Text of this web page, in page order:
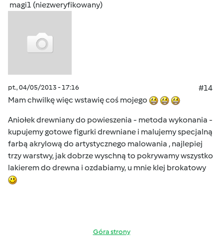
magi1 (niezweryfikowany)
pt., 04/05/2013 - 17:16
#14
Mam chwilkę więc wstawię coś mojego
Aniołek drewniany do powieszenia - metoda wykonania -
kupujemy gotowe figurki drewniane i malujemy specjalną
farbą akrylową do artystycznego malowania , najlepiej
trzy warstwy, jak dobrze wyschną to pokrywamy wszystko
lakierem do drewna i ozdabiamy, u mnie klej brokatowy
Góra strony